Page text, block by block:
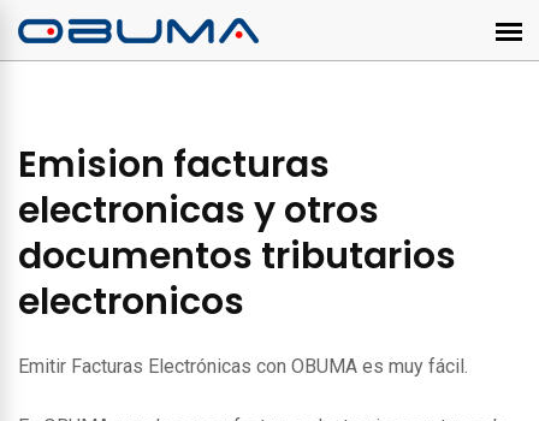
Emision facturas
electronicas y otros
documentos tributarios
electronicos
Emitir Facturas Electrónicas con OBUMA es muy fácil.